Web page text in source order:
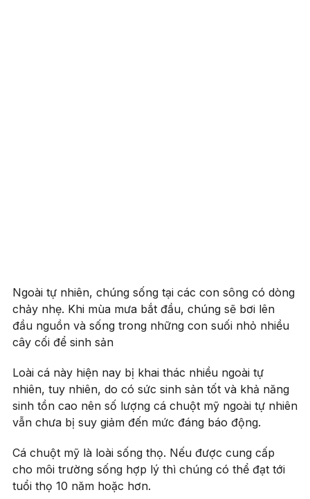
Ngoài tự nhiên, chúng sống tại các con sông có dòng
chảy nhẹ. Khi mùa mưa bắt đầu, chúng sẽ bơi lên
đầu nguồn và sống trong những con suối nhỏ nhiều
cây cối để sinh sản
Loài cá này hiện nay bị khai thác nhiều ngoài tự
nhiên, tuy nhiên, do có sức sinh sản tốt và khả năng
sinh tồn cao nên số lượng cá chuột mỹ ngoài tự nhiên
vẫn chưa bị suy giảm đến mức đáng báo động.
Cá chuột mỹ là loài sống thọ. Nếu được cung cấp
cho môi trường sống hợp lý thì chúng có thể đạt tới
tuổi thọ 10 năm hoặc hơn.